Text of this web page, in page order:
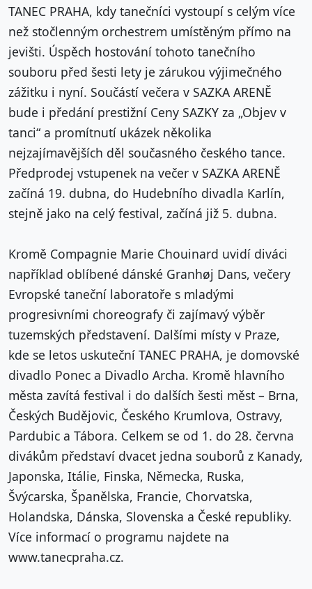
TANEC PRAHA, kdy tanečníci vystoupí s celým více
než stočlenným orchestrem umístěným přímo na
jevišti. Úspěch hostování tohoto tanečního
souboru před šesti lety je zárukou výjimečného
zážitku i nyní. Součástí večera v SAZKA ARENĚ
bude i předání prestižní Ceny SAZKY za „Objev v
tanci“ a promítnutí ukázek několika
nejzajímavějších děl současného českého tance.
Předprodej vstupenek na večer v SAZKA ARENĚ
začíná 19. dubna, do Hudebního divadla Karlín,
stejně jako na celý festival, začíná již 5. dubna.
Kromě Compagnie Marie Chouinard uvidí diváci
například oblíbené dánské Granhøj Dans, večery
Evropské taneční laboratoře s mladými
progresivními choreografy či zajímavý výběr
tuzemských představení. Dalšími místy v Praze,
kde se letos uskuteční TANEC PRAHA, je domovské
divadlo Ponec a Divadlo Archa. Kromě hlavního
města zavítá festival i do dalších šesti měst – Brna,
Českých Budějovic, Českého Krumlova, Ostravy,
Pardubic a Tábora. Celkem se od 1. do 28. června
divákům představí dvacet jedna souborů z Kanady,
Japonska, Itálie, Finska, Německa, Ruska,
Švýcarska, Španělska, Francie, Chorvatska,
Holandska, Dánska, Slovenska a České republiky.
Více informací o programu najdete na
www.tanecpraha.cz.